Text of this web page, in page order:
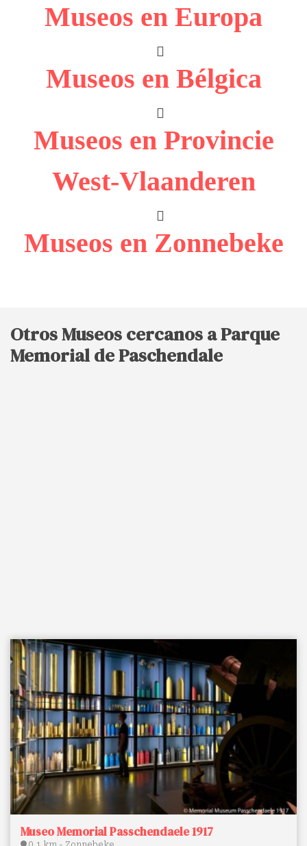
Museos en Europa
Museos en Bélgica
Museos en Provincie
West-Vlaanderen
Museos en Zonnebeke
Otros Museos cercanos a Parque
Memorial de Paschendale
Museo Memorial Passchendaele 1917